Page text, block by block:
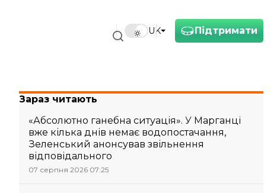
Підтримати
UK
Зараз читають
«Абсолютно ганебна ситуація». У Марганці
вже кілька днів немає водопостачання,
Зеленський анонсував звільнення
відповідального
07 серпня 2026 07:25